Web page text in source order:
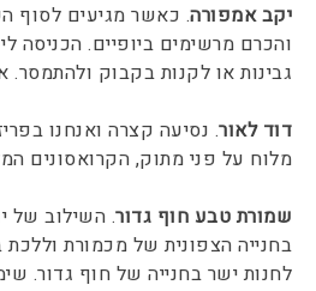
יקב אמפורה. כאשר מגיעים לסוף
והכרם מרשימים ביופיים.
גבינות או לקנות בקבוק
דוד לאור. נסיעה קצרה ואנחנו
מלוח על פני מתוק, הקרואסונים
שמורת טבע חוף גדור. השילוב של
בחנייה הצפונית של מכמורת
לחנות ישר בחנייה של חוף גדור.